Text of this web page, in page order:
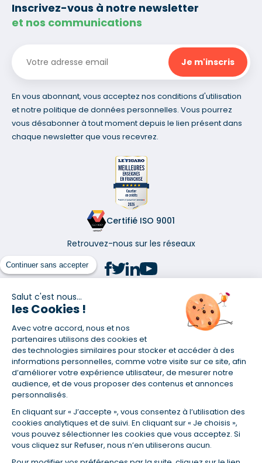
Continuer sans accepter
Salut c'est nous...
les Cookies !
Avec votre accord, nous et nos
partenaires utilisons des cookies et
des technologies similaires pour stocker et accéder à des
informations personnelles, comme votre visite sur ce site, afin
d’améliorer votre expérience utilisateur, de mesurer notre
audience, et de vous proposer des contenus et annonces
personnalisés.
En cliquant sur « J’accepte », vous consentez à l’utilisation des
cookies analytiques et de suivi. En cliquant sur « Je choisis »,
vous pouvez sélectionner les cookies que vous acceptez. Si
vous cliquez sur Refuser, nous n’en utiliserons aucun.
Inscrivez-vous à notre newsletter
et nos communications
En vous abonnant, vous acceptez nos conditions d'utilisation
et notre politique de données personnelles. Vous pourrez
vous désabonner à tout moment depuis le lien présent dans
chaque newsletter que vous recevrez.
Certifié ISO 9001
Retrouvez-nous sur les réseaux
(1) Taux fixe national hors assurance et selon votre profil
(2) Économie de 65 % pour l'assurance d'un prêt amortissable de 330
457,23 € à 0,90 % sur 19,5 ans, accordé à un salarié non cadre assuré à
100 % (décès, PTIA, IPP, ITT, IPP) âgé de 36 ans fumeur et une personne
salariée non cadre assurée à 100 % (décès, PTIA, IPP, ITT, IPP) âgée de 35
ans et non-fumeur, tous deux sans risque médical connu. Au
14/07/2019, coût de l'assurance proposée par la banque 179,08 €/mois
en moyenne contre 64,60 €/mois en moyenne au 14/07/2022 avec
Empruntis.com (TAEA : 0,44 %, coût total de l'assurance : 15 117,65 €).
(3) Taux minimum pour un crédit consommation d'un montant fixé entre
5 000 et 20 000 euros, selon profil et durée.
(4) La diminution du montant des mensualités entraîne l'allongement
de la durée de remboursement ainsi que la hausse du coût total du